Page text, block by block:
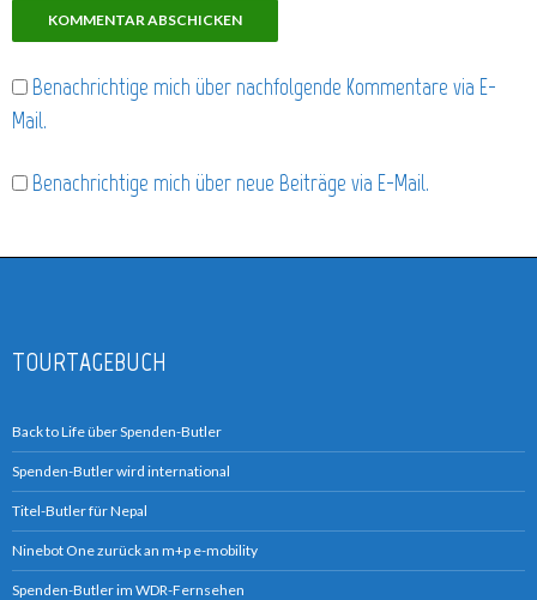
Benachrichtige mich über nachfolgende Kommentare via E-
Mail.
Benachrichtige mich über neue Beiträge via E-Mail.
TOURTAGEBUCH
Back to Life über Spenden-Butler
Spenden-Butler wird international
Titel-Butler für Nepal
Ninebot One zurück an m+p e-mobility
Spenden-Butler im WDR-Fernsehen